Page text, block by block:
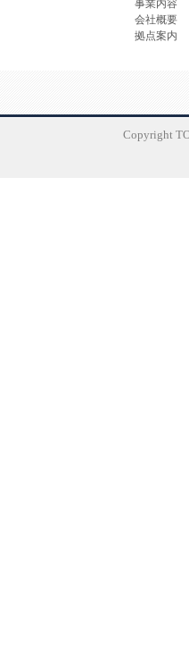
事業内容
会社概要
拠点案内
Copyright